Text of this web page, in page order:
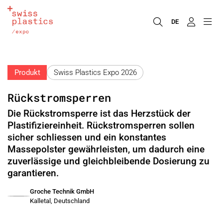
DE
Produkt Swiss Plastics Expo 2026
Rückstromsperren
Die Rückstromsperre ist das Herzstück der
Plastifiziereinheit. Rückstromsperren sollen
sicher schliessen und ein konstantes
Massepolster gewährleisten, um dadurch eine
zuverlässige und gleichbleibende Dosierung zu
garantieren.
Groche Technik GmbH
Kalletal, Deutschland